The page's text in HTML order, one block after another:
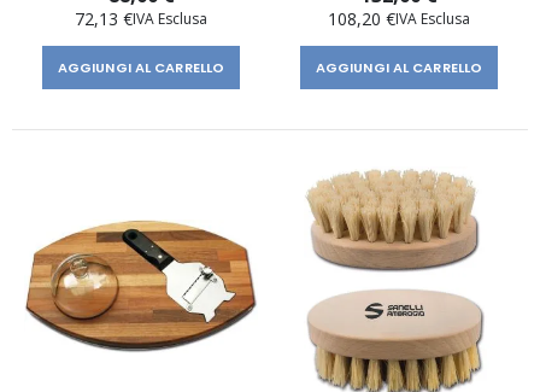
72,13 €
AGGIUNGI AL CARRELLO
108,20 €
AGGIUNGI AL CARRELLO